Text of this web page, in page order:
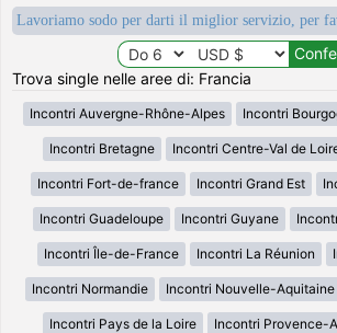
Lavoriamo sodo per darti il miglior servizio, per
Trova single nelle aree di: Francia
Incontri Auvergne-Rhône-Alpes Incontri
Incontri Bretagne Incontri Centre-Val de
Incontri Fort-de-france Incontri Grand Est
Incontri Guadeloupe Incontri Guyane
Incontri Île-de-France Incontri La Réunion
Incontri Normandie Incontri Nouvelle-Aquitaine
Incontri Pays de la Loire Incontri Provence-